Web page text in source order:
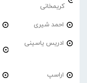
کریمخانی
احمد شیری
ادریس یاسینی
اراسپ